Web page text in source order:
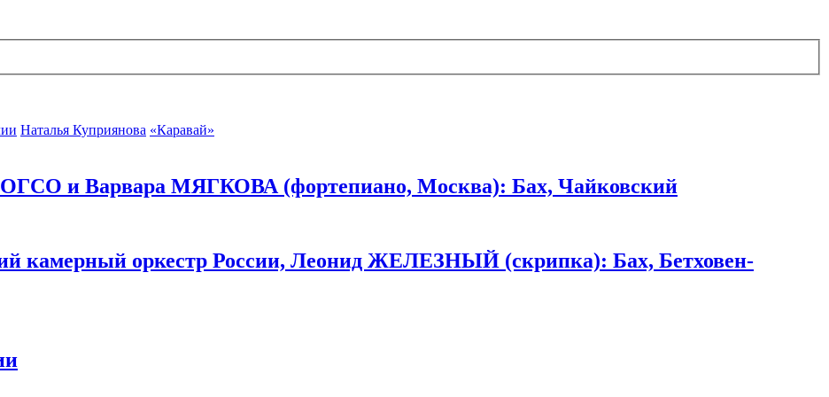
Наталья Куприянова «Каравай»
ОГСО и Варвара МЯГКОВА (фортепиано, Москва): Бах, Чайковский
камерный оркестр России, Леонид ЖЕЛЕЗНЫЙ (скрипка): Бах, Бетховен-